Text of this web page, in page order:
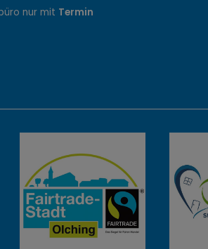
nur mit Termin